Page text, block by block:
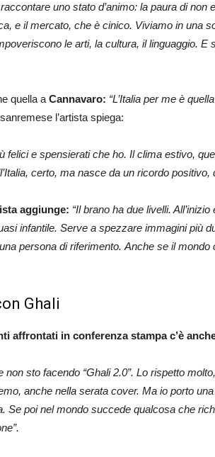
uno stato d’animo: la paura di
e il mercato, che è cinico. Viviamo in una
le arti, la cultura, il linguaggio.
quella a Cannavaro: “L’Italia per me è
l’artista spiega:
felici e spensierati che ho. Il clima estivo,
certo, ma nasce da un ricordo positivo,
aggiunge: “Il brano ha due livelli.
infantile. Serve a spezzare immagini più
persona di riferimento. Anche se il
Ghali
affrontati in conferenza stampa c’è
non sto facendo “Ghali 2.0”. Lo rispetto
anche nella serata cover. Ma io porto
Se poi nel mondo succede qualcosa che